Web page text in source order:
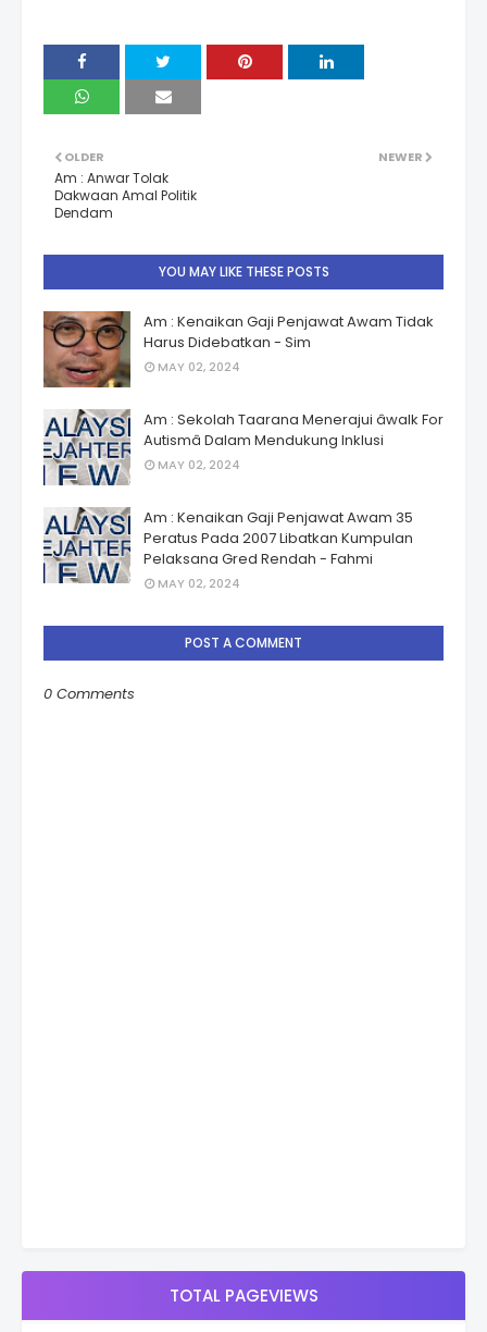
NEWER
OLDER
Am : Anwar Tolak
Dakwaan Amal Politik
Dendam
YOU MAY LIKE THESE POSTS
Am : Kenaikan Gaji Penjawat Awam Tidak
Harus Didebatkan - Sim
MAY 02, 2024
Am : Sekolah Taarana Menerajui âwalk For
Autismâ Dalam Mendukung Inklusi
MAY 02, 2024
Am : Kenaikan Gaji Penjawat Awam 35
Peratus Pada 2007 Libatkan Kumpulan
Pelaksana Gred Rendah - Fahmi
MAY 02, 2024
POST A COMMENT
0 Comments
TOTAL PAGEVIEWS